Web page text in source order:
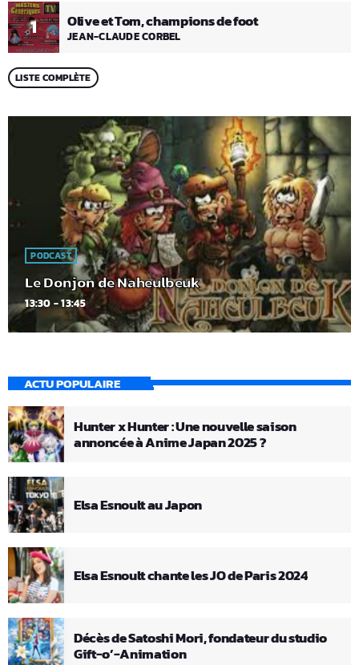
1 Olive et Tom, champions de foot
JEAN-CLAUDE CORBEL
LISTE COMPLÈTE
PODCAST
Le Donjon de Naheulbeuk
13:30 - 13:45
ACTU POPULAIRE
Hunter x Hunter : Une nouvelle saison
annoncée à Anime Japan 2025 ?
Elsa Esnoult au Japon
Elsa Esnoult chante les JO de Paris 2024
Décès de Satoshi Mori, fondateur du studio
Gift-o’-Animation